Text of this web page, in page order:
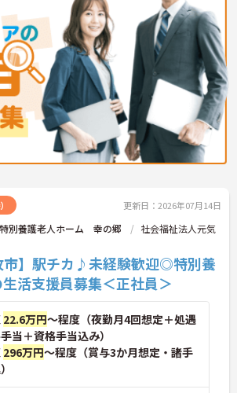
更新日：2026年07月14日
別養護老人ホーム 幸の郷
社会福祉法人元気
市】駅チカ♪未経験歓迎◎特別養
活支援員募集＜正社員＞
22.6万円～程度（夜勤月4回想定＋処遇
当＋資格手当込み）
296万円～程度（賞与3か月想定・諸手